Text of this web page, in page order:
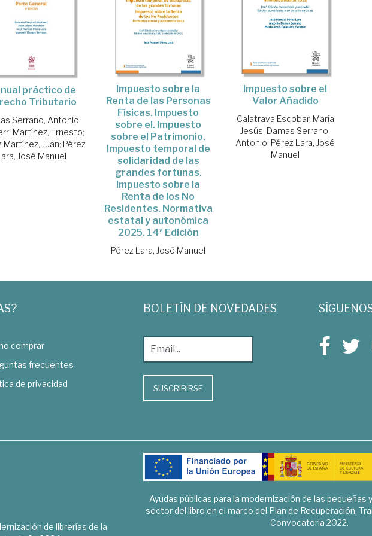
práctico de
Tributario
Serrano, Antonio;
Martínez, Ernesto;
Martínez, Juan; Pérez
José Manuel
Impuesto sobre la
Renta de las Personas
Físicas. Impuesto
sobre el. Impuesto
sobre el Patrimonio.
Impuesto temporal de
solidaridad de las
grandes fortunas.
Impuesto sobre la
Renta de los No
Residentes. Normativa
estatal y autonómica
2025. 14ª Edición
Pérez Lara, José Manuel
Impuesto sobre el
Valor Añadido
Calatrava Escobar, María
Jesús; Damas Serrano,
Antonio; Pérez Lara, José
Manuel
comprar
frecuentes
de privacidad
BOLETÍN DE NOVEDADES
SUSCRIBIRSE
de librerías de la
Ayudas públicas para la modernización de las pequeñas
sector del libro en el marco del Plan de Recuperación,
Convocatoria 2022.